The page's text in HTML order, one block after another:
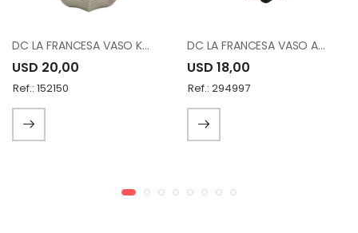
DC LA FRANCESA VASO K8816 15"
USD 20,00
Ref.: 152150
DC LA FRANCESA VASO A83776-K1537-A12
USD 18,00
Ref.: 294997